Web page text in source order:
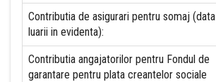
Contributia de asigurari pentru somaj (data
luarii in evidenta):
Contributia angajatorilor pentru Fondul de
garantare pentru plata creantelor sociale